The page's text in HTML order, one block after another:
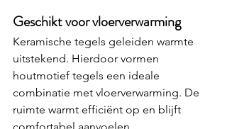
Geschikt voor vloerverwarming
Keramische tegels geleiden warmte
uitstekend. Hierdoor vormen
houtmotief tegels een ideale
combinatie met vloerverwarming. De
ruimte warmt efficiënt op en blijft
comfortabel aanvoelen.